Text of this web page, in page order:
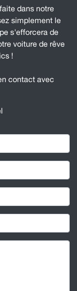
dans notre
simplement le
s'efforcera de
voiture de rêve
!
contact avec